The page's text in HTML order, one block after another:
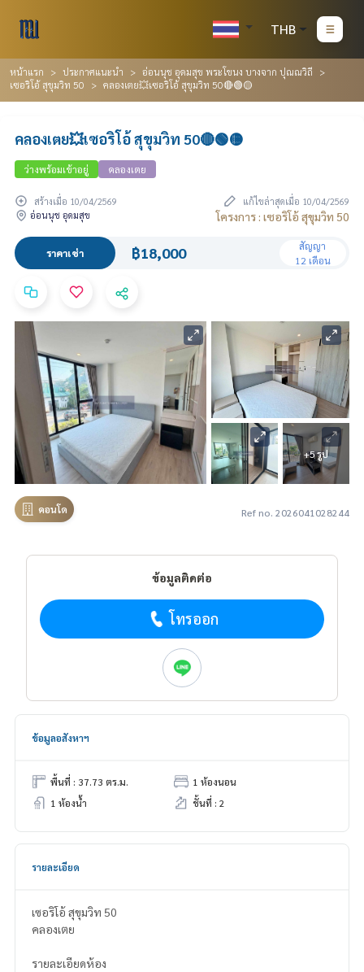
THB
หน้าแรก ประกาศแนะนำ
อ่อนนุช อุดมสุข พระโขนง บางจาก ปุณณวิถี
เซอริโอ้ สุขุมวิท 50
คลองเตย💥เซอริโอ้ สุขุมวิท 50🔴🟢🟡
คลองเตย💥เซอริโอ้ สุขุมวิท 50🔴🟢🟡
ว่างพร้อมเข้าอยู่ คลองเตย
สร้างเมื่อ 10/04/2569
แก้ไขล่าสุดเมื่อ 10/04/2569
อ่อนนุช อุดมสุข
โครงการ : เซอริโอ้ สุขุมวิท 50
ราคาเช่า ฿18,000
สัญญา
12 เดือน
+5 รูป
คอนโด Ref no. 2026041028244
ข้อมูลติดต่อ
โทรออก
ข้อมูลอสังหาฯ
พื้นที่ : 37.73 ตร.ม.
1 ห้องนอน
1 ห้องน้ำ
ชั้นที่ : 2
รายละเอียด
เซอริโอ้ สุขุมวิท 50
คลองเตย
รายละเอียดห้อง